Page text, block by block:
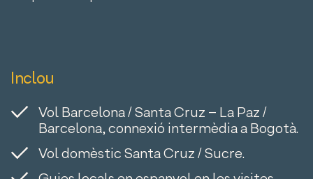
Inclou
Vol Barcelona / Santa Cruz – La Paz /
Barcelona, connexió intermèdia a Bogotà.
Vol domèstic Santa Cruz / Sucre.